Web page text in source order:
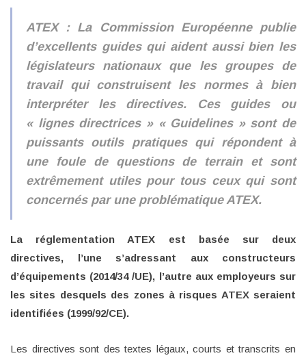
ATEX : La Commission Européenne publie
d’excellents guides qui aident aussi bien les
législateurs nationaux que les groupes de
travail qui construisent les normes à bien
interpréter les directives. Ces guides ou
« lignes directrices » « Guidelines » sont de
puissants outils pratiques qui répondent à
une foule de questions de terrain et sont
extrêmement utiles pour tous ceux qui sont
concernés par une problématique ATEX.
La réglementation ATEX est basée sur deux
directives, l’une s’adressant aux constructeurs
d’équipements (2014/34 /UE), l’autre aux employeurs sur
les sites desquels des zones à risques ATEX seraient
identifiées (1999/92/CE).
Les directives sont des textes légaux, courts et transcrits en